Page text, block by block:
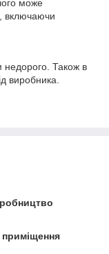
може
включаючи
недорого. Також в
виробника.
приміщення